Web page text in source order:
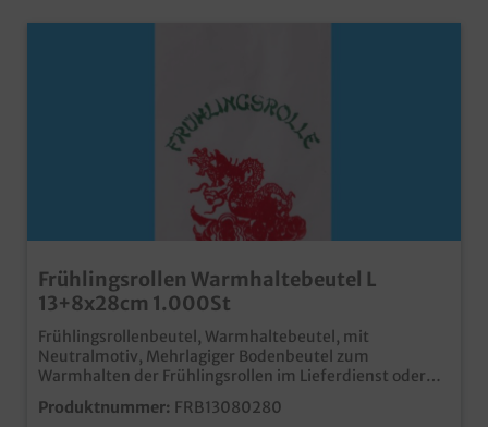
Frühlingsrollen Warmhaltebeutel L
13+8x28cm 1.000St
Frühlingsrollenbeutel, Warmhaltebeutel, mit
Neutralmotiv, Mehrlagiger Bodenbeutel zum
Warmhalten der Frühlingsrollen im Lieferdienst oder
Außerhausverkauf. Maße: 130x80x280mm, 3lg. 1.000
Stück im Karton Papierbodenbeutel mit Innenlage, hält
Produktnummer: FRB13080280